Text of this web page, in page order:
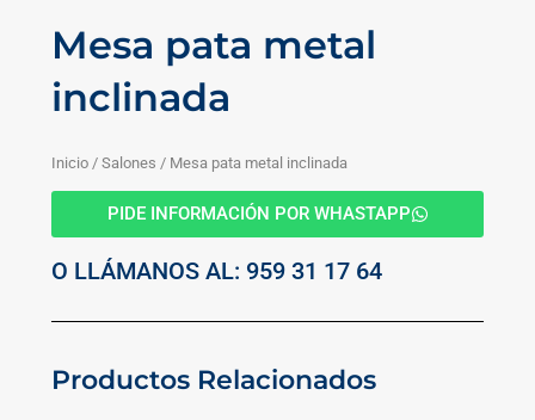
Mesa pata metal
inclinada
Inicio / Salones / Mesa pata metal inclinada
PIDE INFORMACIÓN POR WHASTAPP
O LLÁMANOS AL: 959 31 17 64
Productos Relacionados